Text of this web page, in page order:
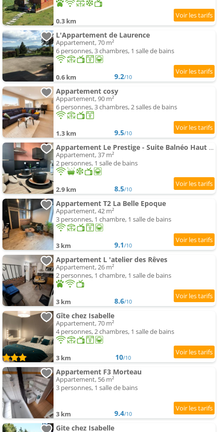
0.3 km
L'Appartement de Laurence
Appartement, 70 m²
6 personnes, 3 chambres, 1 salle de bains
0.6 km 9.2/10
Appartement cosy
Appartement, 90 m²
6 personnes, 3 chambres, 2 salles de bains
1.3 km 9.5/10
Appartement Le Prestige - Suite Balnéo Haut Standing
Appartement, 37 m²
2 personnes, 1 salle de bains
2.9 km 8.5/10
Appartement T2 La Belle Epoque
Appartement, 42 m²
3 personnes, 1 chambre, 1 salle de bains
3 km 9.1/10
Appartement L 'atelier des Rêves
Appartement, 26 m²
2 personnes, 1 chambre, 1 salle de bains
3 km 8.6/10
Gîte chez Isabelle
Appartement, 70 m²
4 personnes, 2 chambres, 1 salle de bains
3 km 10/10
Appartement F3 Morteau
Appartement, 56 m²
3 personnes, 1 salle de bains
3 km 9.4/10
Gite chez Isabelle